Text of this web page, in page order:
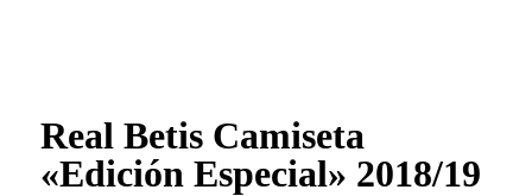
Real Betis Camiseta
«Edición Especial» 2018/19